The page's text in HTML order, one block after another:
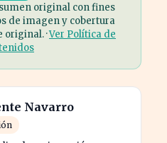
original con fines
de imagen y cobertura
original. ·Ver Política de
Navarro